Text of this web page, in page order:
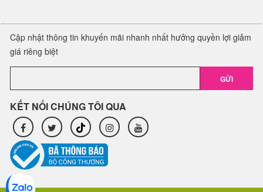
Cập nhật thông tin khuyến mãi nhanh nhất hưởng quyền lợi giảm
giá riêng biệt
GỬI
KẾT NỐI CHÚNG TÔI QUA